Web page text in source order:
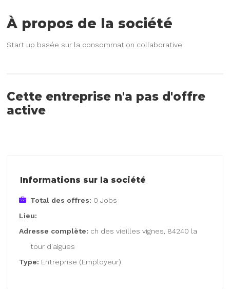
À propos de la société
Start up basée sur la consommation collaborative
Cette entreprise n'a pas d'offre
active
Informations sur la société
Total des offres: 0 Jobs
Lieu:
Adresse complète: ch des vieilles vignes, 84240 la
tour d'aigues
Type: Entreprise (Employeur)